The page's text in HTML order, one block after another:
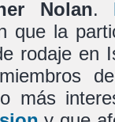
Nolan.
que la
rodaje en
más